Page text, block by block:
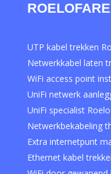
UTP kabel trekken
Netwerkkabel laten
WiFi access point
UniFi netwerk
UniFi specialist
Netwerkbekabeling
Extra internetpunt
Ethernet kabel